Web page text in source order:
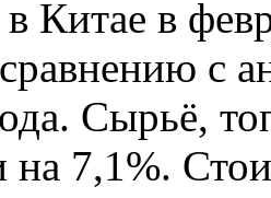
Китае в
с
Сырьё,
на 7,1%.